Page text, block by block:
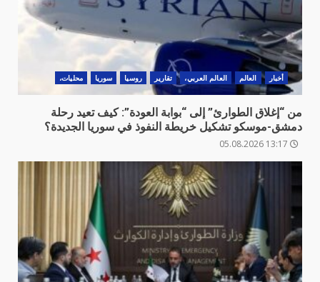
أخبار العالم العالم العربي، تقارير روسيا سوريا محليات،
من “إغلاق الطوارئ” إلى “بوابة العودة”: كيف تعيد رحلة
دمشق-موسكو تشكيل خريطة النفوذ في سوريا الجديدة؟